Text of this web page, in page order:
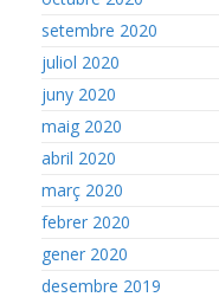
setembre 2020
juliol 2020
juny 2020
maig 2020
abril 2020
març 2020
febrer 2020
gener 2020
desembre 2019